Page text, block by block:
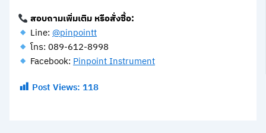
สอบถามเพิ่มเติม หรือสั่งซื้อ:
Line:@pinpointt
โทร: 089-612-8998
Facebook:Pinpoint Instrument
Post Views: 118